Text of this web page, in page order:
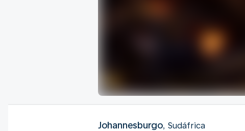
Johannesburgo, Sudáfrica